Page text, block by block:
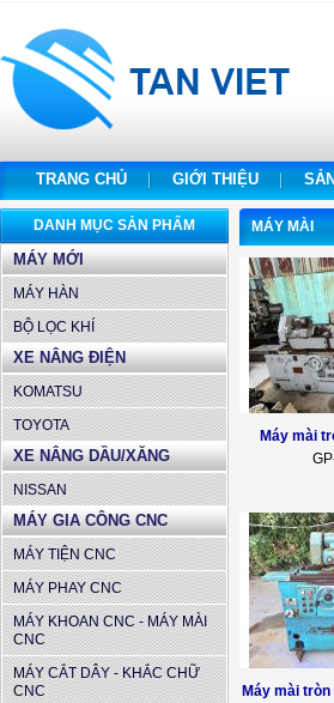
TRANG CHỦ GIỚI THIỆU
DANH MỤC SẢN PHẨM
MÁY MỚI
MÁY HÀN
BỘ LỌC KHÍ
XE NÂNG ĐIỆN
KOMATSU
TOYOTA
XE NÂNG DẦU/XĂNG
NISSAN
MÁY GIA CÔNG CNC
MÁY TIỆN CNC
MÁY PHAY CNC
MÁY KHOAN CNC - MÁY MÀI
CNC
MÁY CẮT DÂY - KHẮC CHỮ
CNC
MÁY MÀI
Máy mài
Máy mài tròn